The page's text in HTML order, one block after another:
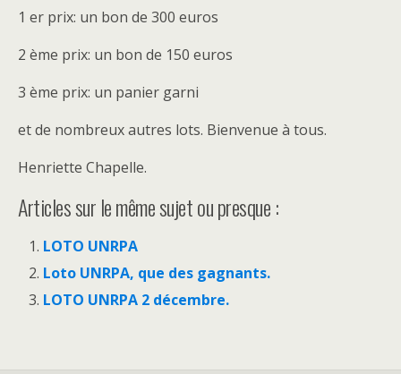
1 er prix: un bon de 300 euros
2 ème prix: un bon de 150 euros
3 ème prix: un panier garni
et de nombreux autres lots. Bienvenue à tous.
Henriette Chapelle.
Articles sur le même sujet ou presque :
LOTO UNRPA
Loto UNRPA, que des gagnants.
LOTO UNRPA 2 décembre.